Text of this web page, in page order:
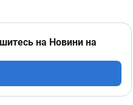
на Новини на